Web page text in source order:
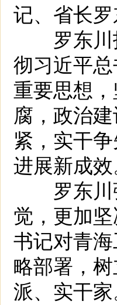
记、省长
罗东川
彻习近平
重要思想
腐，政治
紧，实干
进展新成效
罗东川
觉，更加
书记对青
略部署，
派、实干